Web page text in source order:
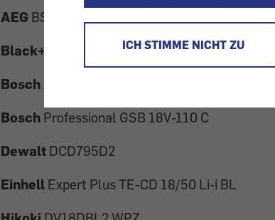
ICH STIMME NICHT ZU
AEG BSB 18CLi-202C
Black+Decker BDCHD18BOA-QW
Bosch
Bosch Professional GSB 18V-110 C
Dewalt DCD795D2
Einhell Expert Plus TE-CD 18/50 Li-i BL